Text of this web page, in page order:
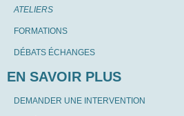
ATELIERS
FORMATIONS
DÉBATS ÉCHANGES
EN SAVOIR PLUS
DEMANDER UNE INTERVENTION